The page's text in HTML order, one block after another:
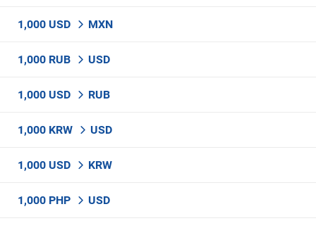
1,000 USD MXN
1,000 RUB USD
1,000 USD RUB
1,000 KRW USD
1,000 USD KRW
1,000 PHP USD